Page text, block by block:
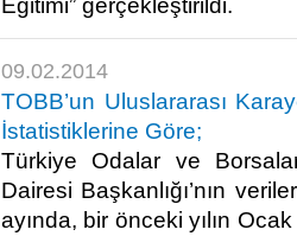
Eğitimi” gerçekleştirildi.​
09.02.2014
TOBB’un Uluslararası
İstatistiklerine Göre;
Türkiye Odalar ve
Dairesi Başkanlığı’nın
ayında, bir önceki yılın